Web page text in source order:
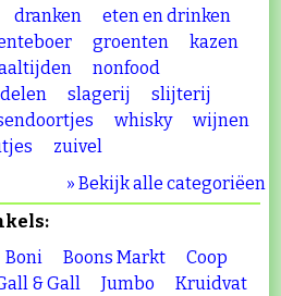
dranken
eten en drinken
groenten
kazen
nonfood
slagerij
slijterij
whisky
wijnen
zuivel
» Bekijk alle categoriëen
Boni Boons Markt
Coop
& Gall Jumbo
Kruidvat